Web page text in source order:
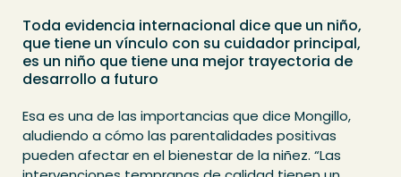
Toda evidencia internacional dice que un niño,
que tiene un vínculo con su cuidador principal,
es un niño que tiene una mejor trayectoria de
desarrollo a futuro
Esa es una de las importancias que dice Mongillo,
aludiendo a cómo las parentalidades positivas
pueden afectar en el bienestar de la niñez. “Las